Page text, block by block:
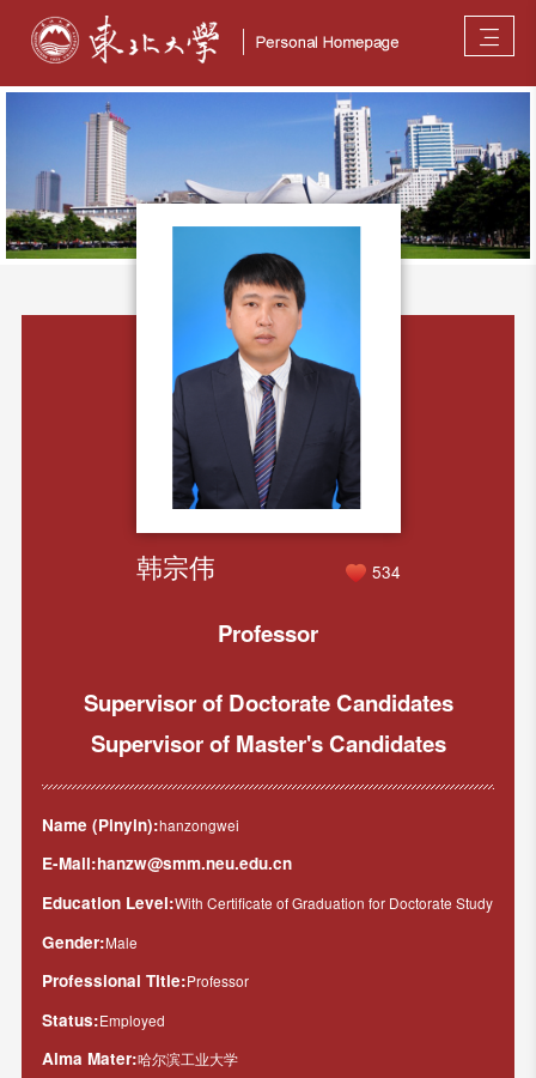
韩宗伟 534
Professor
Supervisor of Doctorate Candidates
Supervisor of Master's Candidates
Name (Pinyin):hanzongwei
E-Mail:hanzw@smm.neu.edu.cn
Education Level:With Certificate of Graduation for Doctorate Study
Gender:Male
Professional Title:Professor
Status:Employed
Alma Mater:哈尔滨工业大学